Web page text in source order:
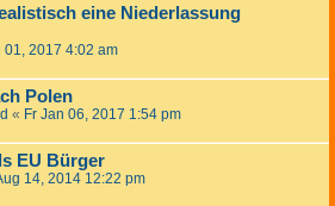
eine Niederlassung
01, 2017 4:02 am
Polen
« Fr Jan 06, 2017 1:54 pm
EU Bürger
14, 2014 12:22 pm